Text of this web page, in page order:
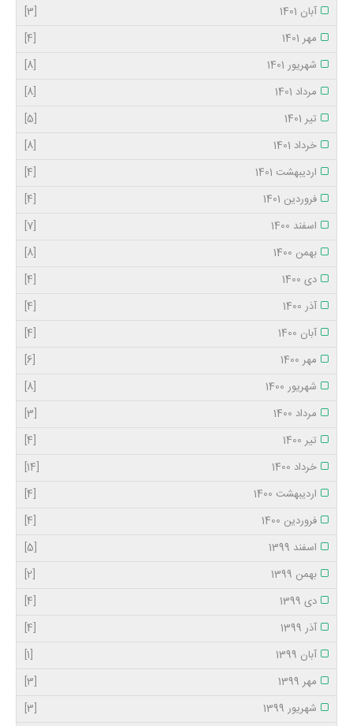
آبان 1401
[3]
مهر 1401
[4]
شهریور 1401
[8]
مرداد 1401
[8]
تیر 1401
[5]
خرداد 1401
[8]
اردیبهشت 1401
[4]
فروردین 1401
[4]
اسفند 1400
[7]
بهمن 1400
[8]
دی 1400
[4]
آذر 1400
[4]
آبان 1400
[4]
مهر 1400
[6]
شهریور 1400
[8]
مرداد 1400
[3]
تیر 1400
[4]
خرداد 1400
[14]
اردیبهشت 1400
[4]
فروردین 1400
[4]
اسفند 1399
[5]
بهمن 1399
[2]
دی 1399
[4]
آذر 1399
[4]
آبان 1399
[1]
مهر 1399
[3]
شهریور 1399
[3]